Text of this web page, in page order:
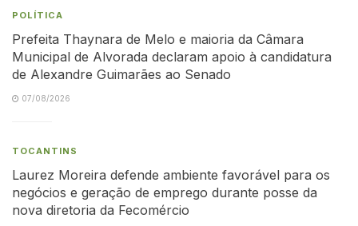
POLÍTICA
Prefeita Thaynara de Melo e maioria da Câmara
Municipal de Alvorada declaram apoio à candidatura
de Alexandre Guimarães ao Senado
07/08/2026
TOCANTINS
Laurez Moreira defende ambiente favorável para os
negócios e geração de emprego durante posse da
nova diretoria da Fecomércio